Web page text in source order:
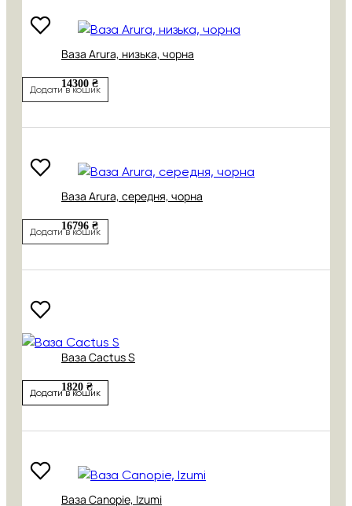
Ваза Arura, низька, чорна
14300 ₴
Додати в кошик
Ваза Arura, середня, чорна
16796 ₴
Додати в кошик
Ваза Cactus S
1820 ₴
Додати в кошик
Ваза Canopie, Izumi